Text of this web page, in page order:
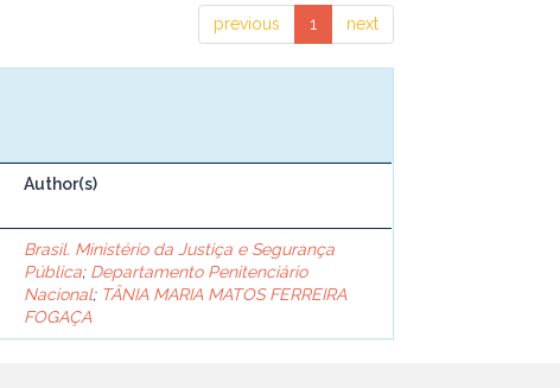
previous 1 next
Author(s)
Brasil. Ministério da Justiça e Segurança
Pública; Departamento Penitenciário
Nacional; TÂNIA MARIA MATOS FERREIRA
FOGAÇA